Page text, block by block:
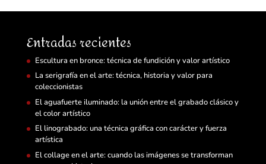
Entradas recientes
Escultura en bronce: técnica de fundición y valor artístico
La serigrafía en el arte: técnica, historia y valor para
coleccionistas
El aguafuerte iluminado: la unión entre el grabado clásico y
el color artístico
El linograbado: una técnica gráfica con carácter y fuerza
artística
El collage en el arte: cuando las imágenes se transforman